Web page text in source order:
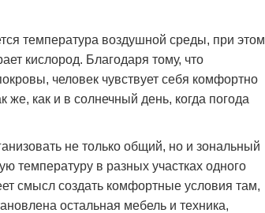
температура воздушной среды, при этом
кислород. Благодаря тому, что
человек чувствует себя комфортно
же, как и в солнечный день, когда погода
не только общий, но и зональный
температуру в разных участках одного
смысл создать комфортные условия там,
остальная мебель и техника,